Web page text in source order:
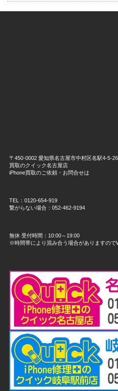
〒450-0002 愛知県名古屋市中村区名駅4-5-
買取のクイック名古屋店
iPhone買取のご依頼・お問合せは
TEL：0120-654-919
繋がらない場合：052-462-9194
無休 受付時間：10:00～19:00
※時間帯により混み合う場合がありますので